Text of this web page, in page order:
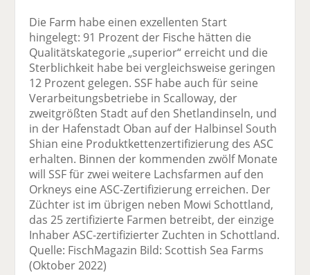
Die Farm habe einen exzellenten Start
hingelegt: 91 Prozent der Fische hätten die
Qualitätskategorie „superior“ erreicht und die
Sterblichkeit habe bei vergleichsweise geringen
12 Prozent gelegen. SSF habe auch für seine
Verarbeitungsbetriebe in Scalloway, der
zweitgrößten Stadt auf den Shetlandinseln, und
in der Hafenstadt Oban auf der Halbinsel South
Shian eine Produktkettenzertifizierung des ASC
erhalten. Binnen der kommenden zwölf Monate
will SSF für zwei weitere Lachsfarmen auf den
Orkneys eine ASC-Zertifizierung erreichen. Der
Züchter ist im übrigen neben Mowi Schottland,
das 25 zertifizierte Farmen betreibt, der einzige
Inhaber ASC-zertifizierter Zuchten in Schottland.
Quelle: FischMagazin Bild: Scottish Sea Farms
(Oktober 2022)